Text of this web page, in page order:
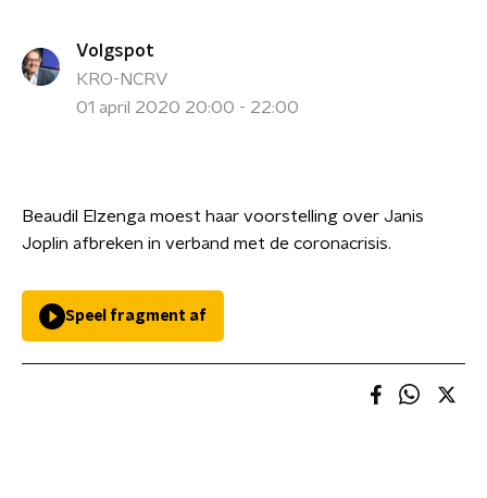
Volgspot
KRO-NCRV
01 april 2020 20:00 - 22:00
Beaudil Elzenga moest haar voorstelling over Janis
Joplin afbreken in verband met de coronacrisis.
Speel fragment af